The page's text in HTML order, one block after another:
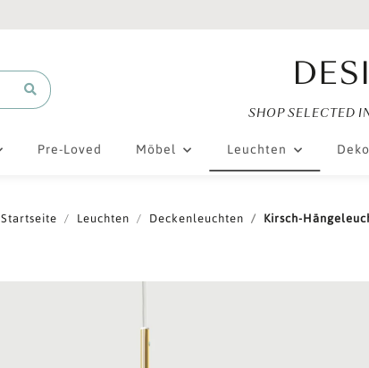
SHOP SELECTED
Pre-Loved Möbel Leuchten
Startseite Leuchten Deckenleuchten Kirsch-